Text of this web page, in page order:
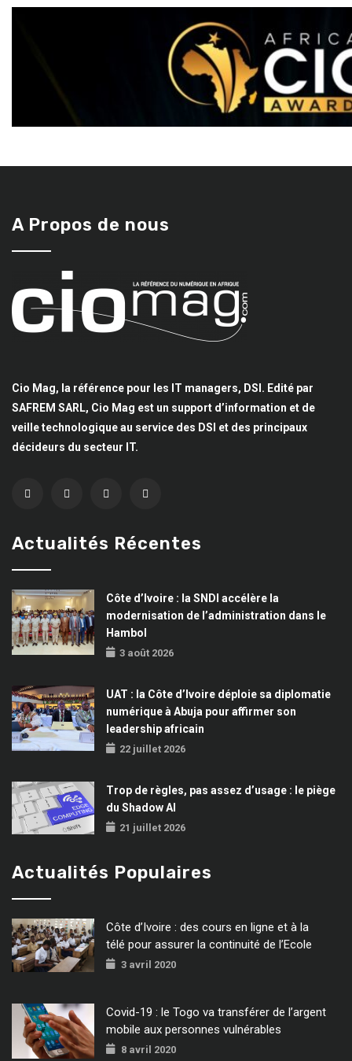
A Propos de nous
Cio Mag, la référence pour les IT managers, DSI. Edité par
SAFREM SARL, Cio Mag est un support d’information et de
veille technologique au service des DSI et des principaux
décideurs du secteur IT.
Actualités Récentes
Côte d’Ivoire : la SNDI accélère la
modernisation de l’administration dans le
Hambol
3 août 2026
UAT : la Côte d’Ivoire déploie sa diplomatie
numérique à Abuja pour affirmer son
leadership africain
22 juillet 2026
Trop de règles, pas assez d’usage : le piège
du Shadow AI
21 juillet 2026
Actualités Populaires
Côte d’Ivoire : des cours en ligne et à la
télé pour assurer la continuité de l’Ecole
3 avril 2020
Covid-19 : le Togo va transférer de l’argent
mobile aux personnes vulnérables
8 avril 2020